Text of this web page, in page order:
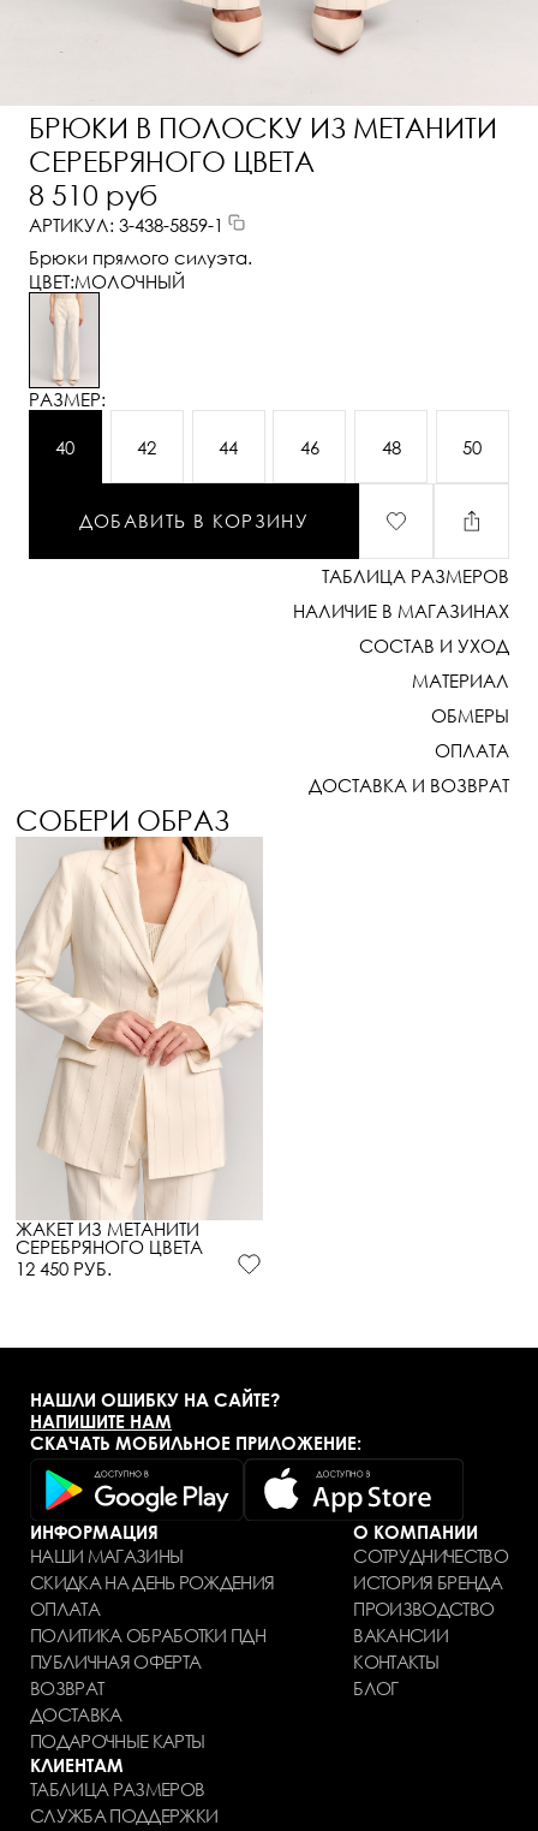
БРЮКИ В ПОЛОСКУ ИЗ МЕТАНИТИ
СЕРЕБРЯНОГО ЦВЕТА
8 510 руб
АРТИКУЛ: 3-438-5859-1
Брюки прямого силуэта.
ЦВЕТ:МОЛОЧНЫЙ
РАЗМЕР:
40 42 44 46 48 50
ДОБАВИТЬ В КОРЗИНУ
ТАБЛИЦА РАЗМЕРОВ
НАЛИЧИЕ В МАГАЗИНАХ
СОСТАВ И УХОД
МАТЕРИАЛ
ОБМЕРЫ
ОПЛАТА
ДОСТАВКА И ВОЗВРАТ
СОБЕРИ ОБРАЗ
ЖАКЕТ ИЗ МЕТАНИТИ
СЕРЕБРЯНОГО ЦВЕТА
12 450 РУБ.
НАШЛИ ОШИБКУ НА САЙТЕ?
НАПИШИТЕ НАМ
СКАЧАТЬ МОБИЛЬНОЕ ПРИЛОЖЕНИЕ:
ИНФОРМАЦИЯ
НАШИ МАГАЗИНЫ
СКИДКА НА ДЕНЬ РОЖДЕНИЯ
ОПЛАТА
ПОЛИТИКА ОБРАБОТКИ ПДН
ПУБЛИЧНАЯ ОФЕРТА
ВОЗВРАТ
ДОСТАВКА
ПОДАРОЧНЫЕ КАРТЫ
О КОМПАНИИ
СОТРУДНИЧЕСТВО
ИСТОРИЯ БРЕНДА
ПРОИЗВОДСТВО
ВАКАНСИИ
КОНТАКТЫ
БЛОГ
КЛИЕНТАМ
ТАБЛИЦА РАЗМЕРОВ
СЛУЖБА ПОДДЕРЖКИ